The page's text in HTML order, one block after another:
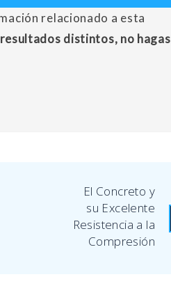
relacionado a esta
resultados distintos, no hagas
El Concreto y
su Excelente
Resistencia a la
Compresión